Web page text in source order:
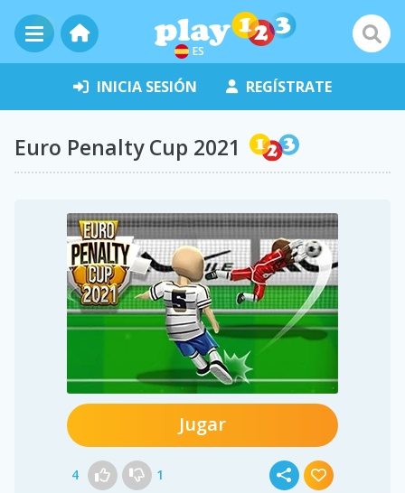
ES
INICIA SESIÓN REGÍSTRATE
Euro Penalty Cup 2021
Jugar
4 1